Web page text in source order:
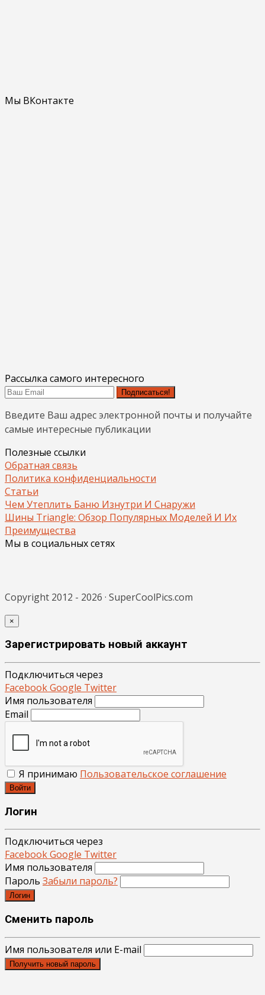
Мы ВКонтакте
Рассылка самого интересного
Подписаться!
Введите Ваш адрес электронной почты и получайте
самые интересные публикации
Полезные ссылки
Обратная связь
Политика конфиденциальности
Статьи
Чем Утеплить Баню Изнутри И Снаружи
Шины Triangle: Обзор Популярных Моделей И Их
Преимущества
Мы в социальных сетях
Copyright 2012 - 2026 · SuperCoolPics.com
×
Зарегистрировать новый аккаунт
Подключиться через
FacebookGoogle Twitter
Имя пользователя
Email
Я принимаю Пользовательское соглашение
Войти
Логин
Подключиться через
FacebookGoogle Twitter
Имя пользователя
Пароль Забыли пароль?
Логин
Сменить пароль
Имя пользователя или E-mail
Получить новый пароль